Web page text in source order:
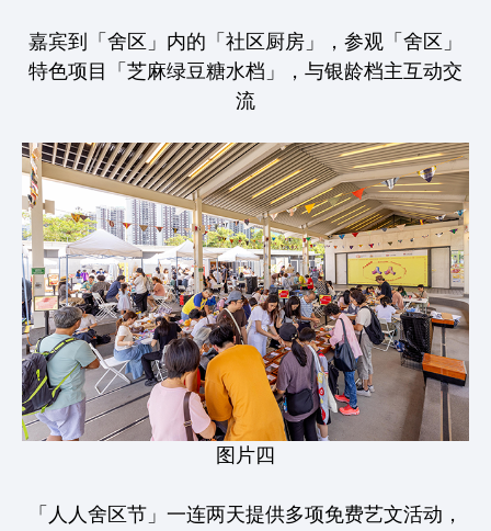
嘉宾到「舍区」内的「社区厨房」，参观「舍区」
特色项目「芝麻绿豆糖水档」，与银龄档主互动交
流
图片四
「人人舍区节」一连两天提供多项免费艺文活动，